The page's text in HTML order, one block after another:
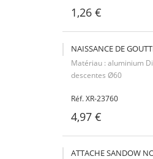
1,26 €
NAISSANCE DE
Matériau : aluminium
descentes Ø60
Réf. XR-23760
4,97 €
ATTACHE SANDOW